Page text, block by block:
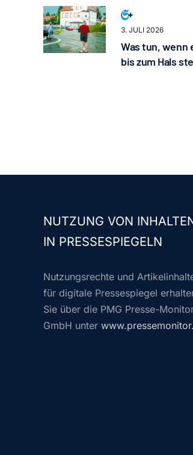
3. JULI 2026
Was tun, wenn
bis zum Hals
NUTZUNG VON
IN PRESSESPIEGELN
Nutzungsrechte und
für digitale Pressespiegel
Sie über die PMG Presse-
GmbH unter